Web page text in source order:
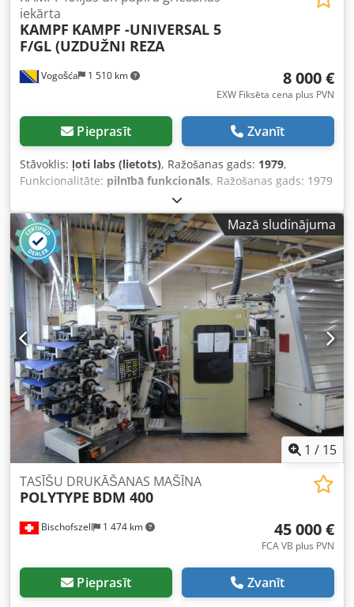
Vogošća 1 510 km
iekārta
KAMPF KAMPF -UNIVERSAL 5
F/GL (UZDUŽNI REZA
8 000 €
EXW Fiksēta cena plus PVN
Pieprasīt Zvanīt
Stāvoklis: ļoti labs (lietots), Ražošanas gads: 1979,
Funkcionalitāte: pilnībā funkcionāls, Ražošanas gads: 1979
(renovēts 2009. gadā) platums: 1600 mm ātrums: 600
m/min maksimālais ruļļa diametrs uz tinēja: 600 mm
griešanas veids: ar skūšanās asmeņiem Codpfx Agozktycs
Ioha
Mazā sludinājuma
1 / 15
Bischofszell 1 474 km
TASĪŠU DRUKĀŠANAS MAŠĪNA
POLYTYPE BDM 400
45 000 €
FCA VB plus PVN
Pieprasīt Zvanīt